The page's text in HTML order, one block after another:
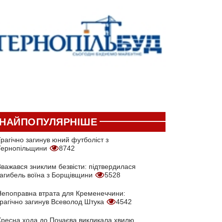
загинув юний футболіст з
8742
зниклим безвісти: підтвердилася
воїна з Борщівщини
5528
втрата для Кременеччини:
загинув Всеволод Штука
4542
хода до Почаєва викликала хвилю